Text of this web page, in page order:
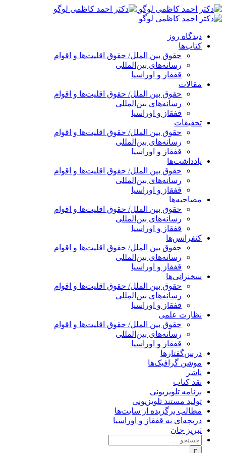
پرش
به
دیدگاه روز
کتاب‌ها
حقوق بین الملل/ حقوق اقلیت‌ها و اقوام
رسانه‌های بین‌المللی
قفقاز و اوراسیا
مقالات
حقوق بین الملل/ حقوق اقلیت‌ها و اقوام
رسانه‌های بین‌المللی
قفقاز و اوراسیا
تحقیقات
حقوق بین الملل/ حقوق اقلیت‌ها و اقوام
رسانه‌های بین‌المللی
قفقاز و اوراسیا
یادداشت‌ها
حقوق بین الملل/ حقوق اقلیت‌ها و اقوام
رسانه‌های بین‌المللی
قفقاز و اوراسیا
مصاحبه‌ها
حقوق بین الملل/ حقوق اقلیت‌ها و اقوام
رسانه‌های بین‌المللی
قفقاز و اوراسیا
کنفرانس‌ها
حقوق بین الملل/ حقوق اقلیت‌ها و اقوام
رسانه‌های بین‌المللی
قفقاز و اوراسیا
سخنرانی‌ها
حقوق بین الملل/ حقوق اقلیت‌ها و اقوام
رسانه‌های بین‌المللی
قفقاز و اوراسیا
نظارت علمی
حقوق بین الملل/ حقوق اقلیت‌ها و اقوام
رسانه‌های بین‌المللی
قفقاز و اوراسیا
درس‌گفتارها
موشن گرافیک‌ها
ناشر
نقد کتاب
برنامه‌ تلویزیونی
تولید مستند تلویزیونی
مطالب برگزیده از سایت‌ها
دریچه‌ای به قفقاز و اوراسیا
تبریزِ جان
جستجو
برای: